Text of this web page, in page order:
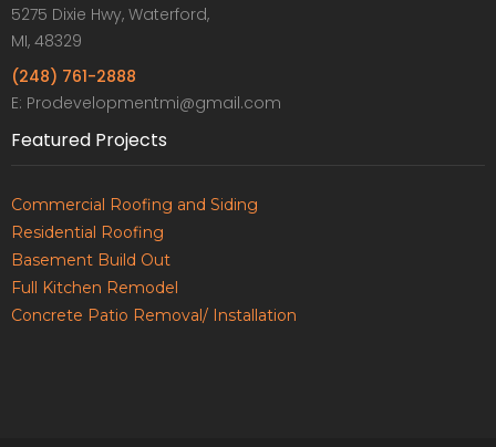
5275 Dixie Hwy, Waterford,
MI, 48329
(248) 761-2888
E: Prodevelopmentmi@gmail.com
Featured Projects
Commercial Roofing and Siding
Residential Roofing
Basement Build Out
Full Kitchen Remodel
Concrete Patio Removal/ Installation